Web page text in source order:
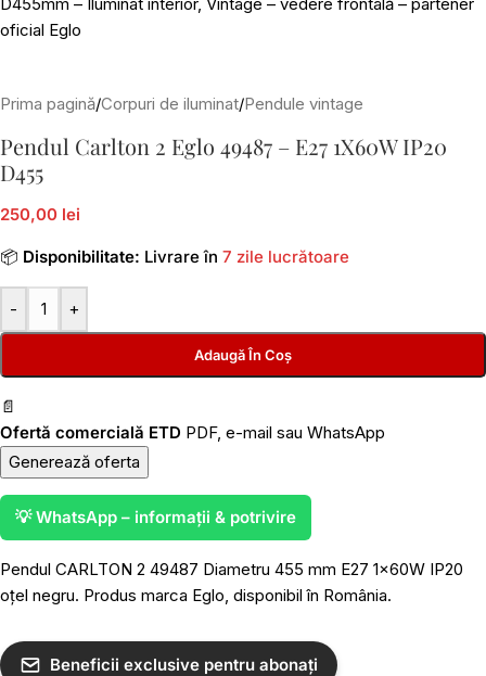
Prima pagină/Corpuri de iluminat/Pendule vintage
Pendul Carlton 2 Eglo 49487 – E27 1X60W IP20
D455
250,00 lei
📦 Disponibilitate: Livrare în 7 zile lucrătoare
- +
Adaugă În Coș
📄
Ofertă comercială ETD PDF, e-mail sau WhatsApp
Generează oferta
💡 WhatsApp – informații & potrivire
Pendul CARLTON 2 49487 Diametru 455 mm E27 1x60W IP20
oțel negru. Produs marca Eglo, disponibil în România.
Beneficii exclusive pentru abonați